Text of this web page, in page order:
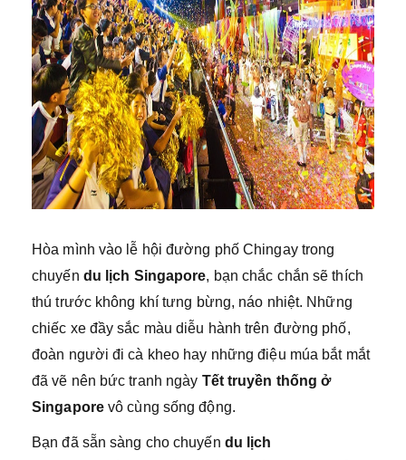
Hòa mình vào lễ hội đường phố Chingay trong
chuyến du lịch Singapore, bạn chắc chắn sẽ thích
thú trước không khí tưng bừng, náo nhiệt. Những
chiếc xe đầy sắc màu diễu hành trên đường phố,
đoàn người đi cà kheo hay những điệu múa bắt mắt
đã vẽ nên bức tranh ngày Tết truyền thống ở
Singaporevô cùng sống động.
Bạn đã sẵn sàng cho chuyến du lịch